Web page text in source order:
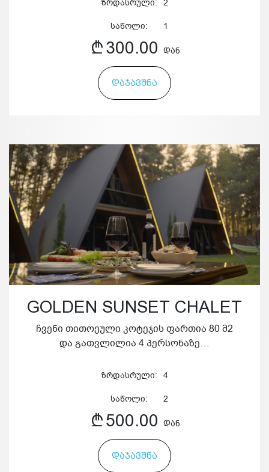
ზრდასრული: 2
საწოლი: 1
300.00 ᲓᲐᲜ
ᲓᲐᲯᲐᲕᲨᲜᲐ
GOLDEN SUNSET CHALET
ჩვენი თითოეული კოტეჯის ფართია 80 მ2
და გათვლილია 4 პერსონაზე…
ზრდასრული: 4
საწოლი: 2
500.00 ᲓᲐᲜ
ᲓᲐᲯᲐᲕᲨᲜᲐ